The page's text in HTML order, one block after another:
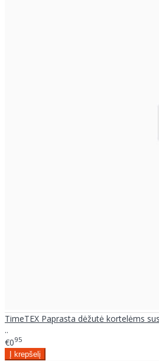
TimeTEX Paprasta dėžutė kortelėms
..
€095